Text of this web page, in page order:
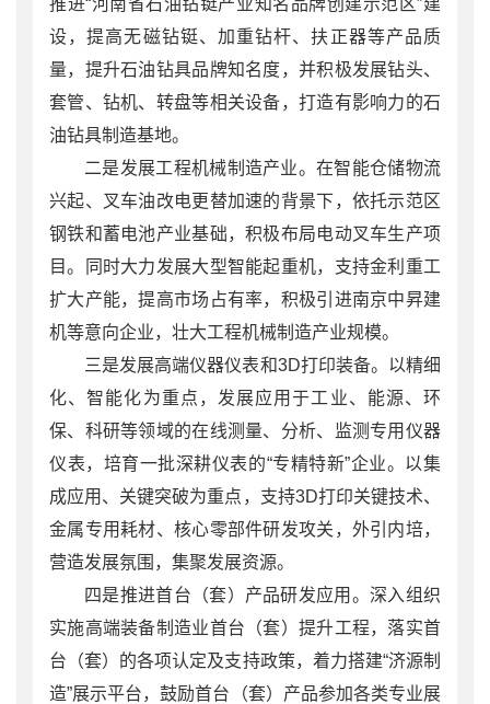
设，提高无磁钻铤、加重钻杆、扶正器等产品质
量，提升石油钻具品牌知名度，并积极发展钻头、
套管、钻机、转盘等相关设备，打造有影响力的石
油钻具制造基地。
二是发展工程机械制造产业。在智能仓储物流
兴起、叉车油改电更替加速的背景下，依托示范区
钢铁和蓄电池产业基础，积极布局电动叉车生产项
目。同时大力发展大型智能起重机，支持金利重工
扩大产能，提高市场占有率，积极引进南京中昇建
机等意向企业，壮大工程机械制造产业规模。
三是发展高端仪器仪表和3D打印装备。以精细
化、智能化为重点，发展应用于工业、能源、环
保、科研等领域的在线测量、分析、监测专用仪器
仪表，培育一批深耕仪表的“专精特新”企业。以集
成应用、关键突破为重点，支持3D打印关键技术、
金属专用耗材、核心零部件研发攻关，外引内培，
营造发展氛围，集聚发展资源。
四是推进首台（套）产品研发应用。深入组织
实施高端装备制造业首台（套）提升工程，落实首
台（套）的各项认定及支持政策，着力搭建“济源制
造”展示平台，鼓励首台（套）产品参加各类专业展